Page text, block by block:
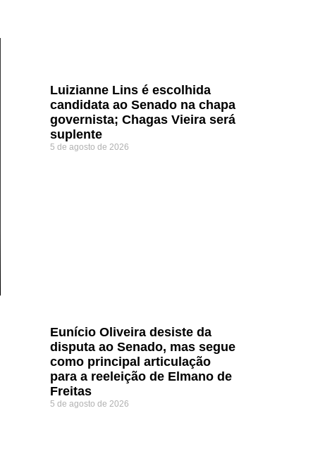
Luizianne Lins é escolhida
candidata ao Senado na chapa
governista; Chagas Vieira será
suplente
5 de agosto de 2026
Eunício Oliveira desiste da
disputa ao Senado, mas segue
como principal articulação
para a reeleição de Elmano de
Freitas
5 de agosto de 2026